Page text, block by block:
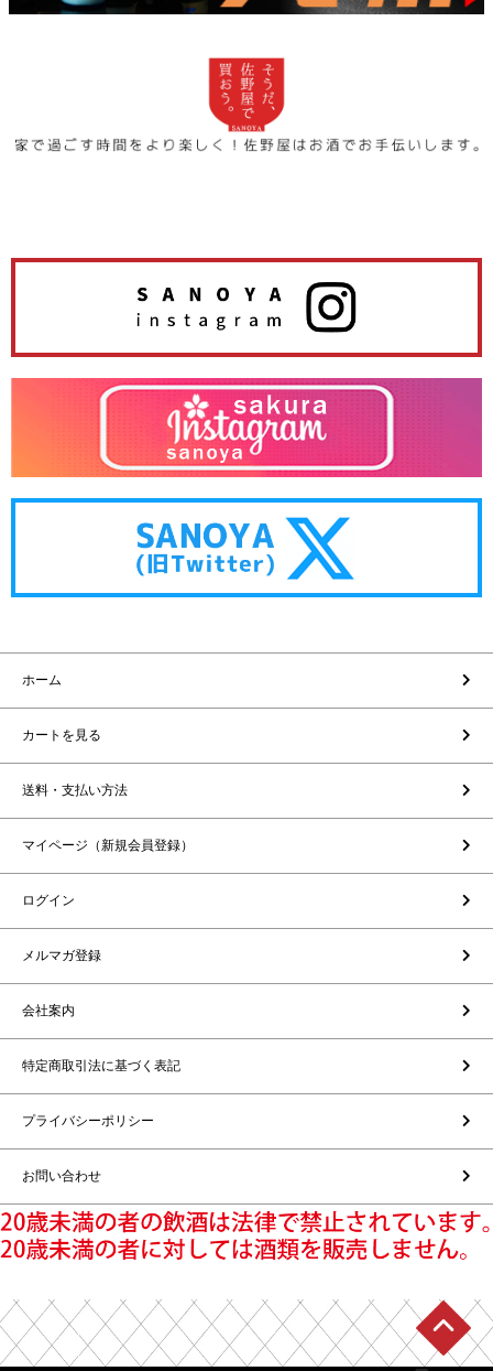
ホーム
カートを見る
送料・支払い方法
マイページ（新規会員登録）
ログイン
メルマガ登録
会社案内
特定商取引法に基づく表記
プライバシーポリシー
お問い合わせ